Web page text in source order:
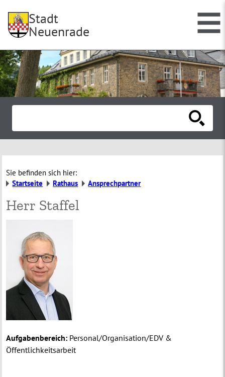
Stadt
Neuenrade
Sie befinden sich hier:
Startseite
Rathaus Ansprechpartner
Herr Staffel
Aufgabenbereich: Personal/Organisation/EDV &
Öffentlichkeitsarbeit